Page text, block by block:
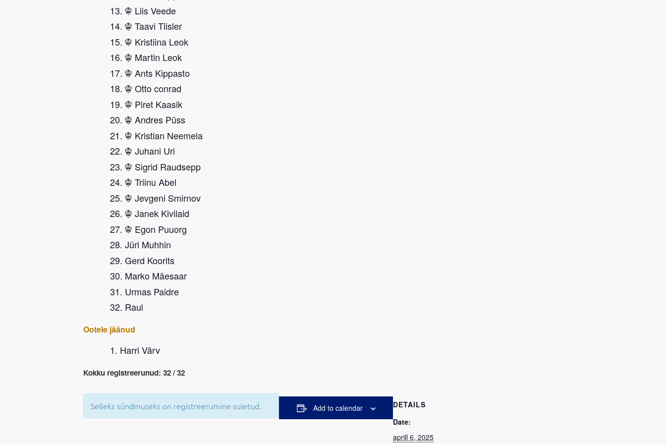
Liis Veede
Taavi Tiisler
Kristiina Leok
Martin Leok
Ants Kippasto
Otto conrad
Piret Kaasik
Andres Püss
Kristian Neemela
Juhani Uri
Sigrid Raudsepp
Triinu Abel
Jevgeni Smirnov
Janek Kivilaid
Egon Puuorg
Jüri Muhhin
Gerd Koorits
Marko Mäesaar
Urmas Paidre
Raul
Ootele jäänud
Harri Värv
Kokku registreerunud: 32 / 32
Selleks sündmuseks on registreerumine suletud. Add to calendar
DETAILS
Date:
aprill 6, 2025